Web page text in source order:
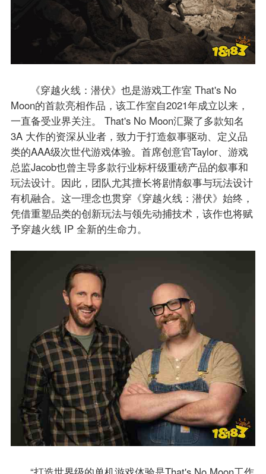
《穿越火线：潜伏》也是游戏工作室 That's No
Moon的首款亮相作品，该工作室自2021年成立以来，
一直备受业界关注。 That's No Moon汇聚了多款知名
3A 大作的资深从业者，致力于打造叙事驱动、定义品
类的AAA级次世代游戏体验。首席创意官Taylor、游戏
总监Jacob也曾主导多款行业标杆级重磅产品的叙事和
玩法设计。因此，团队尤其擅长将剧情叙事与玩法设计
有机融合。这一理念也贯穿《穿越火线：潜伏》始终，
凭借重塑品类的创新玩法与领先动捕技术，该作也将赋
予穿越火线 IP 全新的生命力。